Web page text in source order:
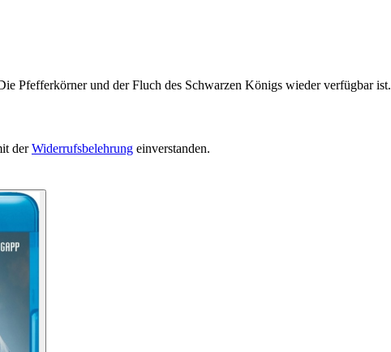
Pfefferkörner und der Fluch des Schwarzen Königs wieder verfügbar ist.
derWiderrufsbelehrung einverstanden.